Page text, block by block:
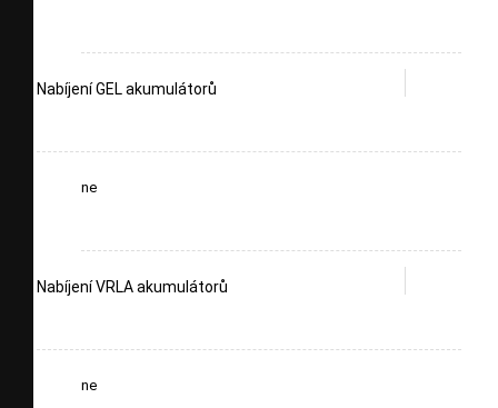
Nabíjení GEL akumulátorů
ne
Nabíjení VRLA akumulátorů
ne